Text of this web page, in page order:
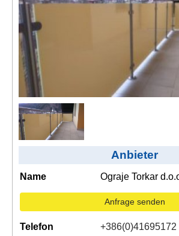
Kontakt
AGB, Nutzungsbedingungen
Impressum
Anbieter
Name Ograje Torkar
Anfrage senden
Telefon
+386(0)41695172